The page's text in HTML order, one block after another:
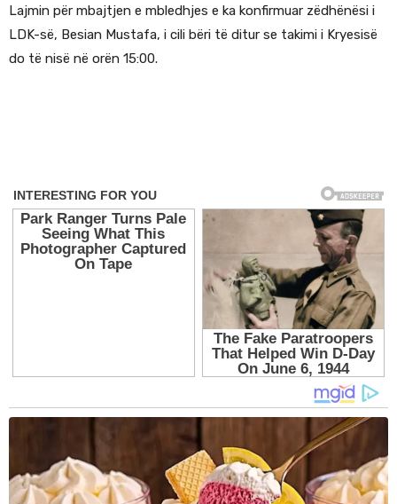
Lajmin për mbajtjen e mbledhjes e ka konfirmuar zëdhënësi i
LDK-së, Besian Mustafa, i cili bëri të ditur se takimi i Kryesisë
do të nisë në orën 15:00.